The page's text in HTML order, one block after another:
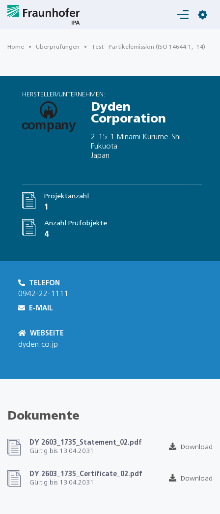
Login
Home Überprüfungen Test - Partikelemission (ISO 14644-1, -14)
HERSTELLER/UNTERNEHMEN:
Dyden
Corporation
2-15-1 Minami Kurume-Shi
Fukuota
Japan
Projektanzahl
1
Anzahl Prüfobjekte
4
TELEFON
0942-22-1111
E-MAIL
-
WEBSEITE
dyden.co.jp
Dokumente
DY 2603_1735_Statement_02.pdf
Gültig bis 13.04.2031
Download
DY 2603_1735_Certificate_02.pdf
Gültig bis 13.04.2031
Download